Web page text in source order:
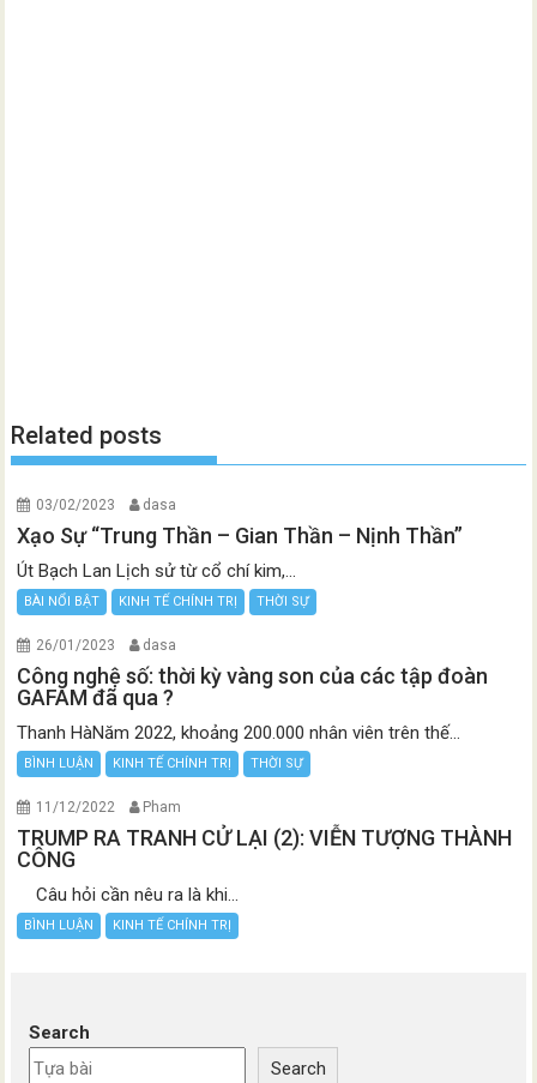
Related posts
03/02/2023 dasa
Xạo Sự “Trung Thần – Gian Thần – Nịnh Thần”
Út Bạch Lan Lịch sử từ cổ chí kim,...
BÀI NỔI BẬT KINH TẾ CHÍNH TRỊ THỜI SỰ
26/01/2023 dasa
Công nghệ số: thời kỳ vàng son của các tập đoàn
GAFAM đã qua ?
Thanh HàNăm 2022, khoảng 200.000 nhân viên trên thế...
BÌNH LUẬN KINH TẾ CHÍNH TRỊ THỜI SỰ
11/12/2022 Pham
TRUMP RA TRANH CỬ LẠI (2): VIỄN TƯỢNG THÀNH
CÔNG
Câu hỏi cần nêu ra là khi...
BÌNH LUẬN KINH TẾ CHÍNH TRỊ
Search
Search